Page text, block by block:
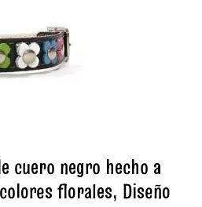
cuero negro hecho a
florales, Diseño